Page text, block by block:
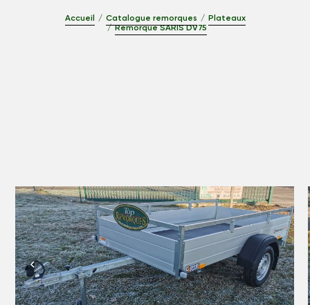
Accueil Catalogue remorques
Plateaux
Remorque SARIS DV75